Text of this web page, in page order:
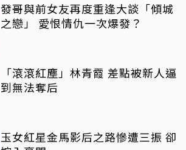
發哥與前女友再度重逢大談「傾城
之戀」 愛恨情仇一次爆發？
「滾滾紅塵」林青霞 差點被新人逼
到無法奪后
玉女紅星金馬影后之路慘遭三振 卻